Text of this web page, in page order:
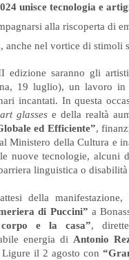
unisce tecnologia e
alla riscoperta di
anche nel vortice di stimoli
edizione saranno gli
19 luglio), un lavoro in
incantati. In questa
glasses e della realtà
ed Efficiente”,
Ministero della Cultura e
nuove tecnologie, alcuni
linguistica o
della
di Puccini” a
e la casa”,
energia di Antonio
Ligure il 2 agosto con